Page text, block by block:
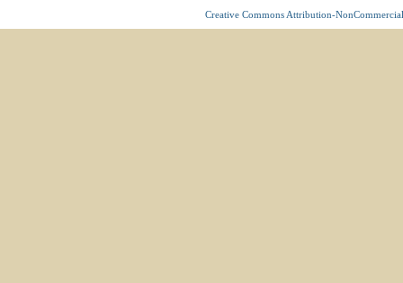
Creative Commons Attribution-